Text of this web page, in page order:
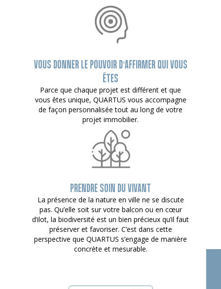
VOUS DONNER LE POUVOIR D’AFFIRMER QUI VOUS
ÊTES
Parce que chaque projet est différent et que
vous êtes unique, QUARTUS vous accompagne
de façon personnalisée tout au long de votre
projet immobilier.
PRENDRE SOIN DU VIVANT
La présence de la nature en ville ne se discute
pas. Qu’elle soit sur votre balcon ou en cœur
d’ilot, la biodiversité est un bien précieux qu’il faut
préserver et favoriser. C’est dans cette
perspective que QUARTUS s’engage de manière
concrète et mesurable.